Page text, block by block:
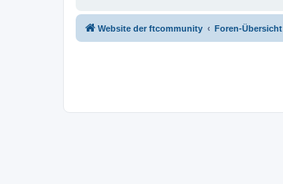
Website der ftcommunity Foren-Übersicht